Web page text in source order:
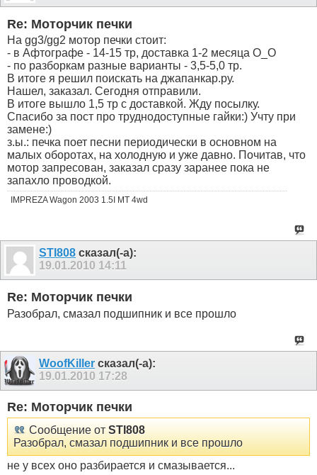
Re: Моторчик печки
На gg3/gg2 мотор печки стоит:
- в Афтографе - 14-15 тр, доставка 1-2 месяца О_О
- по разборкам разные варианты - 3,5-5,0 тр.
В итоге я решил поискать на джапанкар.ру.
Нашел, заказал. Сегодня отправили.
В итоге вышло 1,5 тр с доставкой. Жду посылку.
Спасибо за пост про труднодоступные гайки:) Учту при
замене:)
з.ы.: печка поет песни периодически в основном на
малых оборотах, на холодную и уже давно. Почитав, что
мотор запресован, заказал сразу заранее пока не
запахло проводкой.
IMPREZA Wagon 2003 1.5I MT 4wd
STI808 сказал(-а):
19.01.2010 14:11
Re: Моторчик печки
Разобрал, смазал подшипник и все прошло
WoofKiller сказал(-а):
19.01.2010 17:28
Re: Моторчик печки
Сообщение от STI808
Разобрал, смазал подшипник и все прошло
не у всех оно разбирается и смазывается...